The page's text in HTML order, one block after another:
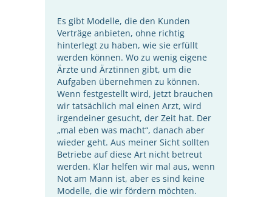
Es gibt Modelle, die den Kunden
Verträge anbieten, ohne richtig
hinterlegt zu haben, wie sie erfüllt
werden können. Wo zu wenig eigene
Ärzte und Ärztinnen gibt, um die
Aufgaben übernehmen zu können.
Wenn festgestellt wird, jetzt brauchen
wir tatsächlich mal einen Arzt, wird
irgendeiner gesucht, der Zeit hat. Der
„mal eben was macht“, danach aber
wieder geht. Aus meiner Sicht sollten
Betriebe auf diese Art nicht betreut
werden. Klar helfen wir mal aus, wenn
Not am Mann ist, aber es sind keine
Modelle, die wir fördern möchten.